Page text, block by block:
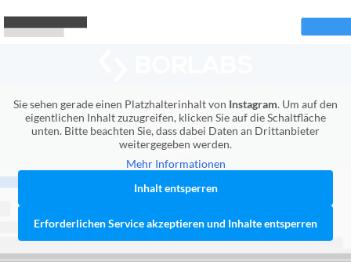
Sie sehen gerade einen Platzhalterinhalt von Instagram. Um auf den
eigentlichen Inhalt zuzugreifen, klicken Sie auf die Schaltfläche
unten. Bitte beachten Sie, dass dabei Daten an Drittanbieter
weitergegeben werden.
Mehr Informationen
Inhalt entsperren
Erforderlichen Service akzeptieren und Inhalte entsperren